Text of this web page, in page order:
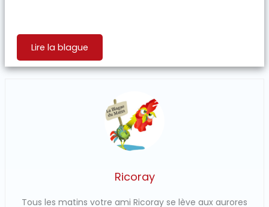
Lire la blague
Ricoray
Tous les matins votre ami Ricoray se lève aux aurores